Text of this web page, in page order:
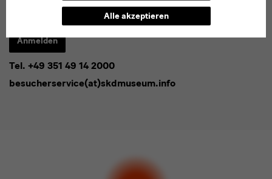
Alle akzeptieren
Adresse
Anmelden
* Pflichtfeld
Ich stimme derDatenschutzerklärung
Tel. +49 351 49 14 2000
besucherservice(at)skdmuseum.info